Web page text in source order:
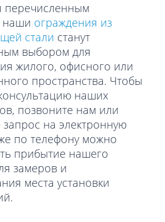
перечисленным
наши ограждения из
стали станут
выбором для
жилого, офисного или
пространства. Чтобы
наших
позвоните нам или
запрос на электронную
по телефону можно
прибытие нашего
замеров и
места установки